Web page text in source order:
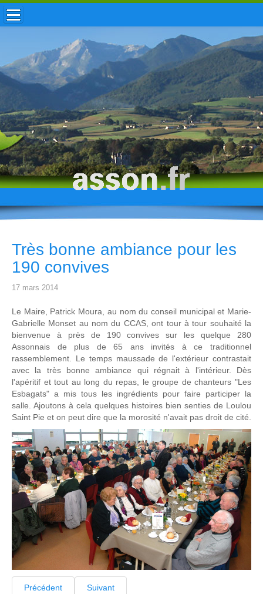
ACCUEIL / INFOS
MUNICIPALITÉ
VIE LOCALE
ENFANCE
TOURISME
HISTOIRE
Très bonne ambiance pour les
190 convives
17 mars 2014
Le Maire, Patrick Moura, au nom du conseil municipal et Marie-
Gabrielle Monset au nom du CCAS, ont tour à tour souhaité la
bienvenue à près de 190 convives sur les quelque 280
Assonnais de plus de 65 ans invités à ce traditionnel
rassemblement. Le temps maussade de l'extérieur contrastait
avec la très bonne ambiance qui régnait à l'intérieur. Dès
l'apéritif et tout au long du repas, le groupe de chanteurs "Les
Esbagats" a mis tous les ingrédients pour faire participer la
salle. Ajoutons à cela quelques histoires bien senties de Loulou
Saint Pie et on peut dire que la morosité n'avait pas droit de cité.
Précédent Suivant